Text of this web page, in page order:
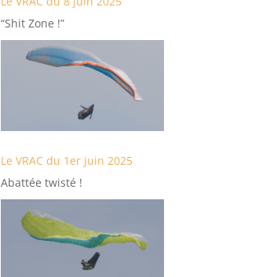
“Shit Zone !”
Le VRAC du 1er juin 2025
Abattée twisté !